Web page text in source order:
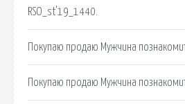
RSO_st'19_1440.
Покупаю продаю Мужчина
Покупаю продаю Мужчина